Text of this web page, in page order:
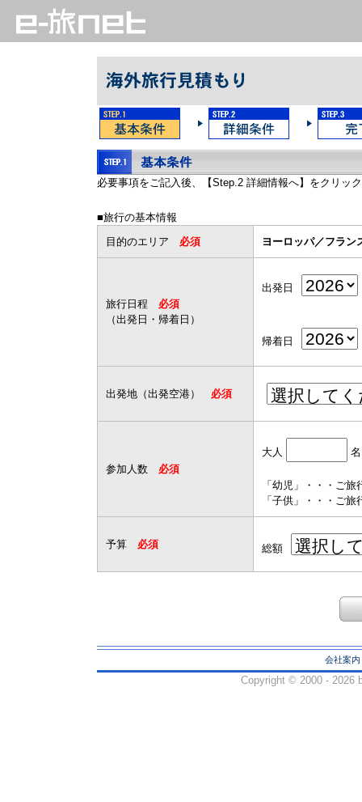
必要事項をご記入後、【Step.2 詳細情報へ】をクリッ
■旅行の基本情報
目的のエリア 必須 ヨーロッパ／フラン
旅行日程 必須
（出発日・帰着日）
出発日
帰着日
出発地（出発空港） 必須
参加人数 必須
大人
「幼児」・・・ご
「子供」・・・ご
予算 必須 総額
会社案内
Copyright © 2000 - 2026